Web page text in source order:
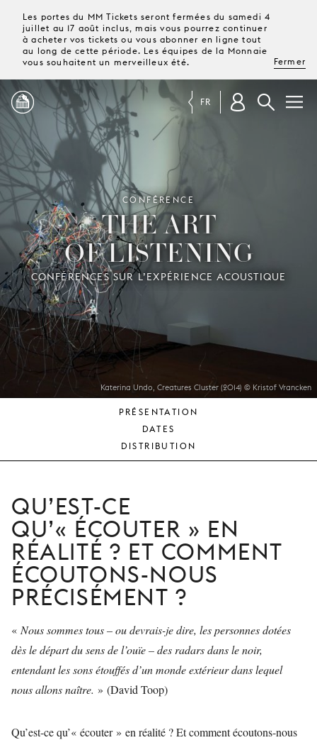
Les portes du MM Tickets seront fermées du samedi 4
juillet au 17 août inclus, mais vous pourrez continuer
à acheter vos tickets ou vous abonner en ligne tout
au long de cette période. Les équipes de la Monnaie
vous souhaitent un merveilleux été.
Fermer
MAGAZINE
ABONNEMENTS
VOTRE
JEUNE
PUBLIC
MONNAIE
SOUTENIR
FR
Katerina Undo, Creatures Cluster (2014) © Kristof Vrancken
CONFÉRENCE
THE ART
OF LISTENING
CONFÉRENCES SUR L’EXPÉRIENCE ACOUSTIQUE
PRÉSENTATION
DATES
DISTRIBUTION
QU’EST-CE
QU’« ÉCOUTER » EN
RÉALITÉ ? ET COMMENT
ÉCOUTONS-NOUS
PRÉCISÉMENT ?
« Nous sommes tous – ou devrais-je dire, les personnes dotées
dès le départ du sens de l’ouïe – des radars dans le noir,
entendant les sons étouffés d’un monde extérieur dans lequel
nous allons naître. » (David Toop)
Qu’est-ce qu’« écouter » en réalité ? Et comment écoutons-nous